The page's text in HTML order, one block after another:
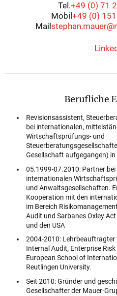
Tel.+49 (0) 71
Mobil +49 (0)
Mail
Berufliche
Revisionsassistent,
bei internationalen,
Wirtschaftsprüfungs- und
Gesellschaft aufgegangen)
05.1999-07.2010: Partner
internationalen
und Anwaltsgesellschaften.
Kooperation mit den
im Bereich
Audit und Sarbanes Oxley
und den USA
2004-2010: Lehrbeauftragter
Internal Audit, Enterprise
European School of
Reutlingen University.
Seit 2010: Gründer und
Gesellschafter der Mauer-